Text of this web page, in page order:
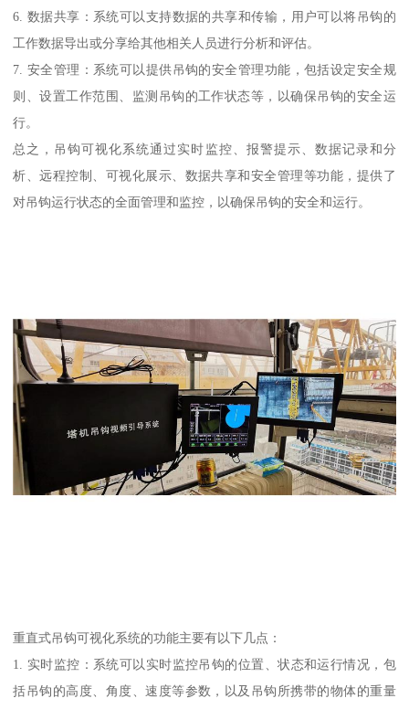
6. 数据共享：系统可以支持数据的共享和传输，用户可以将吊钩的
工作数据导出或分享给其他相关人员进行分析和评估。
7. 安全管理：系统可以提供吊钩的安全管理功能，包括设定安全规
则、设置工作范围、监测吊钩的工作状态等，以确保吊钩的安全运
行。
总之，吊钩可视化系统通过实时监控、报警提示、数据记录和分
析、远程控制、可视化展示、数据共享和安全管理等功能，提供了
对吊钩运行状态的全面管理和监控，以确保吊钩的安全和运行。
重直式吊钩可视化系统的功能主要有以下几点：
1. 实时监控：系统可以实时监控吊钩的位置、状态和运行情况，包
括吊钩的高度、角度、速度等参数，以及吊钩所携带的物体的重量